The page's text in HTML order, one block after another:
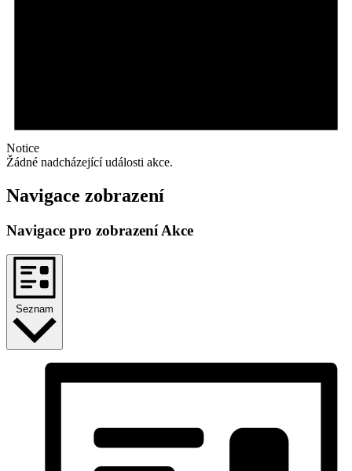
Notice
Žádné nadcházející události akce.
Navigace zobrazení
Navigace pro zobrazení Akce
Seznam